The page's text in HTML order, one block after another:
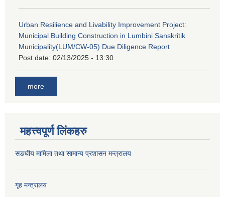
Urban Resilience and Livability Improvement Project:
Municipal Building Construction in Lumbini Sanskritik
Municipality(LUM/CW-05) Due Diligence Report
Post date: 02/13/2025 - 13:30
more
महत्त्वपूर्ण लिंकहरु
सङघीय मामिला तथा सामान्य प्रशासन मन्‍त्रालय
गृह मन्त्रालय